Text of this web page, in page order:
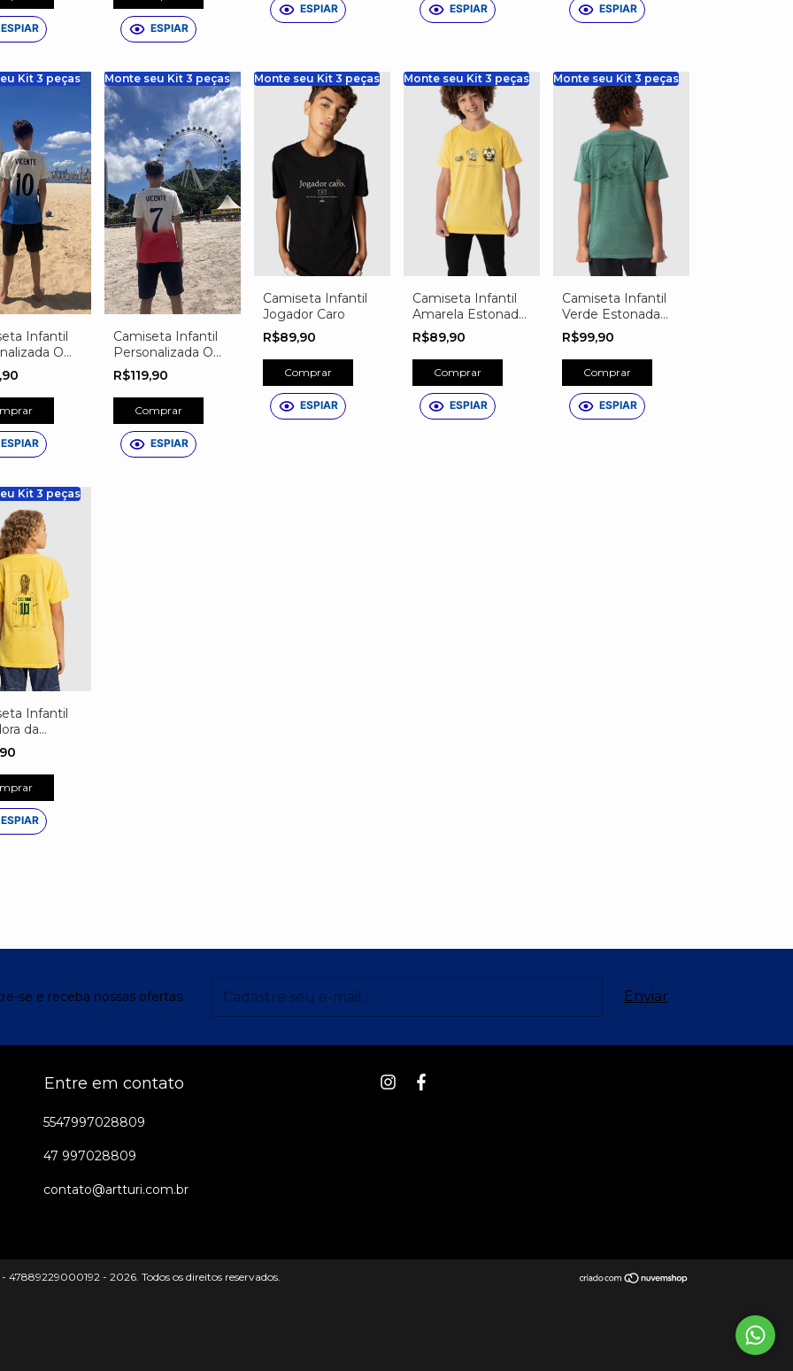
ESPIAR ESPIAR
ESPIAR ESPIAR ESPIAR
Kit 3 peças
Infantil
O
Tem Nome
ESPIAR
Monte seu Kit 3 peças
Camiseta Infantil
Personalizada O
Craque Tem Nome
R$119,90
Comprar
ESPIAR
Monte seu Kit 3 peças
Camiseta Infantil
Jogador Caro
R$89,90
Comprar
ESPIAR
Monte seu Kit 3 peças
Camiseta Infantil
Amarela Estonada
Estampa Evolução
da Bola
R$89,90
Comprar
ESPIAR
Monte seu Kit 3 peças
Camiseta Infantil
Verde Estonada
Estampa Gol de
Bicicleta
R$99,90
Comprar
ESPIAR
Kit 3 peças
Infantil
da
ESPIAR
se e receba nossas ofertas.
Entre em contato
5547997028809
47 997028809
contato@artturi.com.br
- 2026. Todos os direitos reservados.